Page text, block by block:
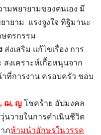
มพยายามของตนเอง มี
ายาม แรงจูงใจ ทิฐิมานะ
ษตรกรรม
ส่งเสริม แก้ไขเรื่อง การ
งเคราะห์เกื้อหนุนจาก
ที่การงาน ครอบครัว ชอบ
, ฌ, ญ โชคร้าย อัปมงคล
วายในการดำเนินชีวิต
ภห้ามนำอักษรในวรรค